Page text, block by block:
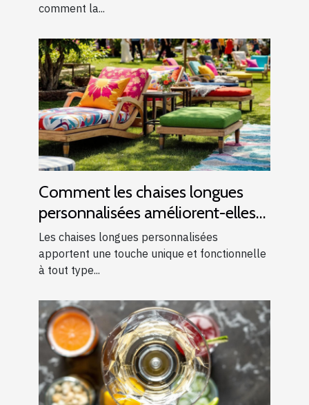
comment la...
Comment les chaises longues
personnalisées améliorent-elles
les événements ?
Les chaises longues personnalisées
apportent une touche unique et fonctionnelle
à tout type...